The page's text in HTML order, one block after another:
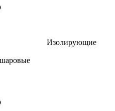
Изолирующие